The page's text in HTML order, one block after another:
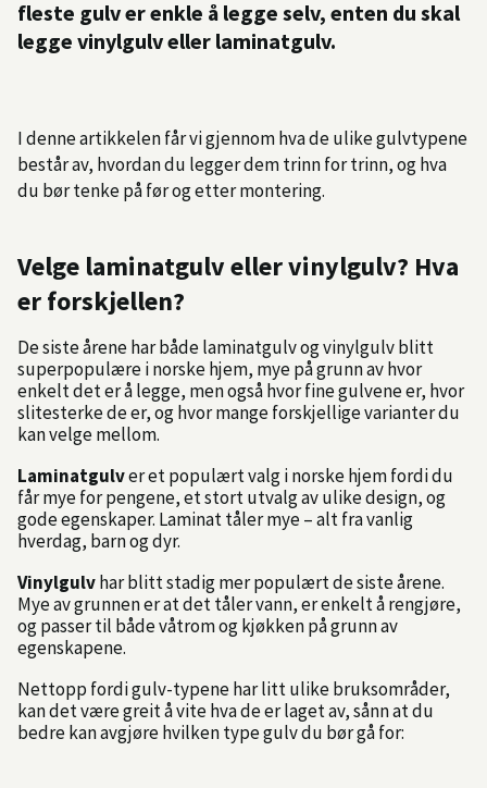
fleste gulv er enkle å legge selv, enten du skal
legge vinylgulv eller laminatgulv.
I denne artikkelen får vi gjennom hva de ulike gulvtypene
består av, hvordan du legger dem trinn for trinn, og hva
du bør tenke på før og etter montering.
Velge laminatgulv eller vinylgulv? Hva
er forskjellen?
De siste årene har både laminatgulv og vinylgulv blitt
superpopulære i norske hjem, mye på grunn av hvor
enkelt det er å legge, men også hvor fine gulvene er, hvor
slitesterke de er, og hvor mange forskjellige varianter du
kan velge mellom.
Laminatgulver et populært valg i norske hjem fordi du
får mye for pengene, et stort utvalg av ulike design, og
gode egenskaper. Laminat tåler mye – alt fra vanlig
hverdag, barn og dyr.
Vinylgulvhar blitt stadig mer populært de siste årene.
Mye av grunnen er at det tåler vann, er enkelt å rengjøre,
og passer til både våtrom og kjøkken på grunn av
egenskapene.
Nettopp fordi gulv-typene har litt ulike bruksområder,
kan det være greit å vite hva de er laget av, sånn at du
bedre kan avgjøre hvilken type gulv du bør gå for: